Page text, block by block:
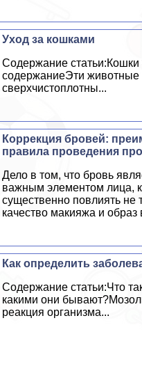
Уход за кошками
Содержание статьи:Кошки
содержаниеЭти животные
сверхчистоплотны...
Коррекция бровей:
правила проведения
Дело в том, что бровь
важным элементом лица,
существенно повлиять не
качество макияжа и образ
Как определить
Содержание статьи:Что
какими они
реакция организма...